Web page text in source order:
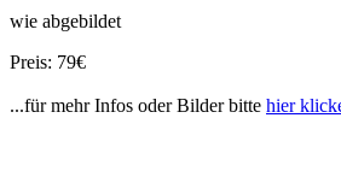
wie abgebildet
Preis: 79€
...für mehr Infos oder Bilder bitte hier